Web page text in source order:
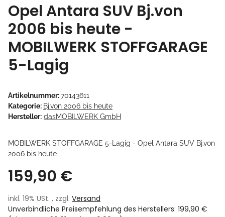
Opel Antara SUV Bj.von
2006 bis heute -
MOBILWERK STOFFGARAGE
5-Lagig
Artikelnummer:70143611
Kategorie: Bj.von 2006 bis heute
Hersteller: dasMOBILWERK GmbH
MOBILWERK STOFFGARAGE 5-Lagig - Opel Antara SUV Bj.von
2006 bis heute
159,90 €
inkl. 19% USt. , zzgl. Versand
Unverbindliche Preisempfehlung des Herstellers: 199,90 €